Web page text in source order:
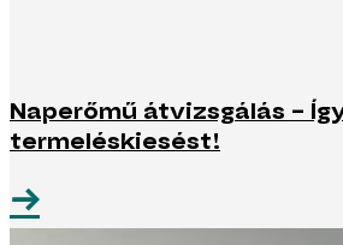
Naperőmű átvizsgálás –
termeléskiesést!
→